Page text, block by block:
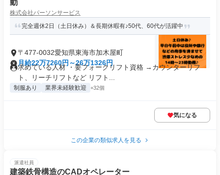
動
株式会社パーソンサービス
完全週休2日（土日休み）＆長期休暇有♪50代、60代が活躍中
〒477-0032愛知県東海市加木屋町
月給22万7260円～26万1326円
求めている人材 ・要フォークリフト資格 →カウンターリフ
ト、リーチリフトなど リフト...
制服あり 業界未経験歓迎 +32個
気になる
この企業の類似求人を見る
派遣社員
建築鉄骨構造のCADオペレーター